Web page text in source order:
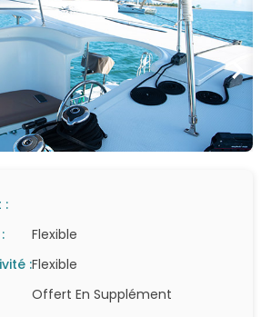
:
Flexible
:Flexible
Offert En Supplément